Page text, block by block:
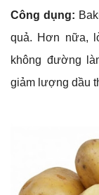
Công dụng:
quả. Hơn nữa,
không đường
giảm lượng dầu